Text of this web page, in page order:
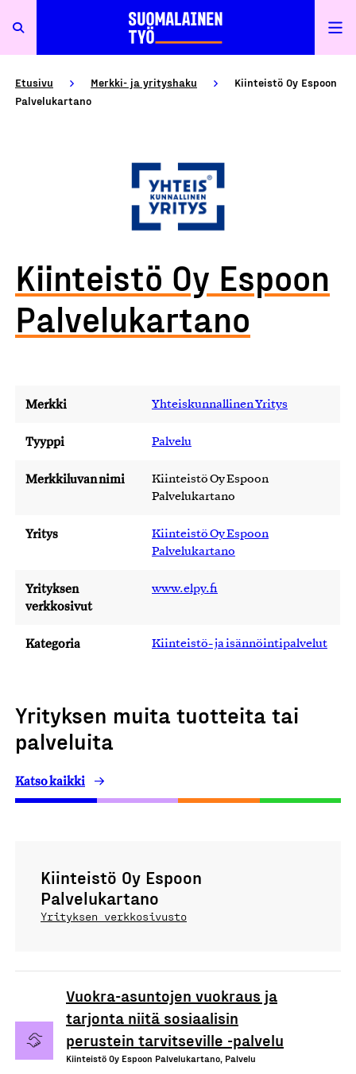
Etusivu Merkki- ja yrityshaku
Kiinteistö Oy Espoon
Palvelukartano
Kiinteistö Oy Espoon
Palvelukartano
Merkki Yhteiskunnallinen Yritys
Tyyppi Palvelu
Merkkiluvan nimi
Kiinteistö Oy Espoon
Palvelukartano
Yritys
Kiinteistö Oy Espoon
Palvelukartano
Yrityksen
verkkosivut
www.elpy.fi
Kategoria Kiinteistö- ja isännöintipalvelut
Yrityksen muita tuotteita tai
palveluita
Katso kaikki
Kiinteistö Oy Espoon
Palvelukartano
Yrityksen verkkosivusto
Vuokra-asuntojen vuokraus ja
tarjonta niitä sosiaalisin
perustein tarvitseville -palvelu
Kiinteistö Oy Espoon Palvelukartano, Palvelu